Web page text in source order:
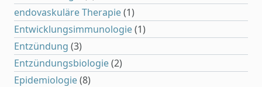
endovaskuläre Therapie(1)
Entwicklungsimmunologie(1)
Entzündung (3)
Entzündungsbiologie(2)
Epidemiologie(8)